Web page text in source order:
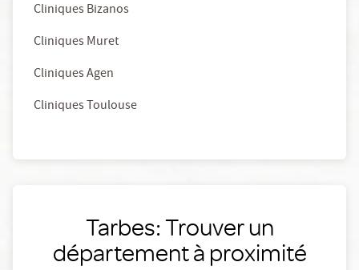
Cliniques Bizanos
Cliniques Muret
Cliniques Agen
Cliniques Toulouse
Tarbes: Trouver un
département à proximité